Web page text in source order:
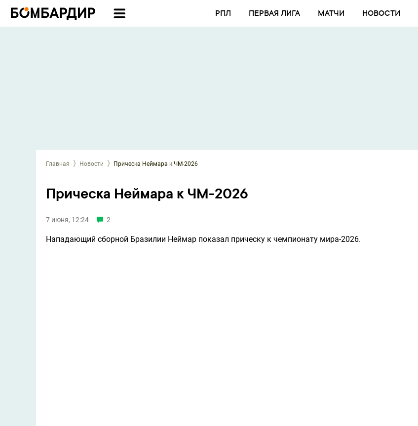
РПЛ ПЕРВАЯ ЛИГА МАТЧИ НОВОСТИ
Главная Новости Прическа Неймара к ЧМ-2026
Прическа Неймара к ЧМ-2026
7 июня, 12:24 2
Нападающий сборной Бразилии Неймар показал прическу к чемпионату мира-2026.